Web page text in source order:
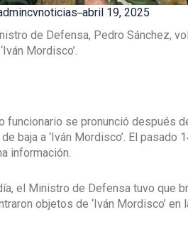
abril 19, 2025
de Defensa, Pedro Sánchez,
Mordisco’.
funcionario se pronunció después
baja a ‘Iván Mordisco’. El
información.
el Ministro de Defensa tuvo que
objetos de ‘Iván Mordisco’